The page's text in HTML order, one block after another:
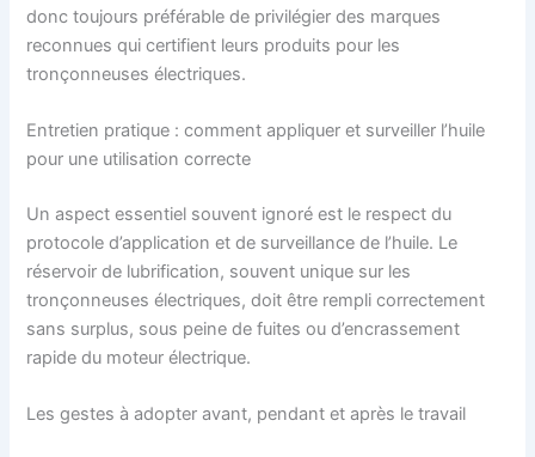
donc toujours préférable de privilégier des marques
reconnues qui certifient leurs produits pour les
tronçonneuses électriques.
Entretien pratique : comment appliquer et surveiller l’huile
pour une utilisation correcte
Un aspect essentiel souvent ignoré est le respect du
protocole d’application et de surveillance de l’huile. Le
réservoir de lubrification, souvent unique sur les
tronçonneuses électriques, doit être rempli correctement
sans surplus, sous peine de fuites ou d’encrassement
rapide du moteur électrique.
Les gestes à adopter avant, pendant et après le travail